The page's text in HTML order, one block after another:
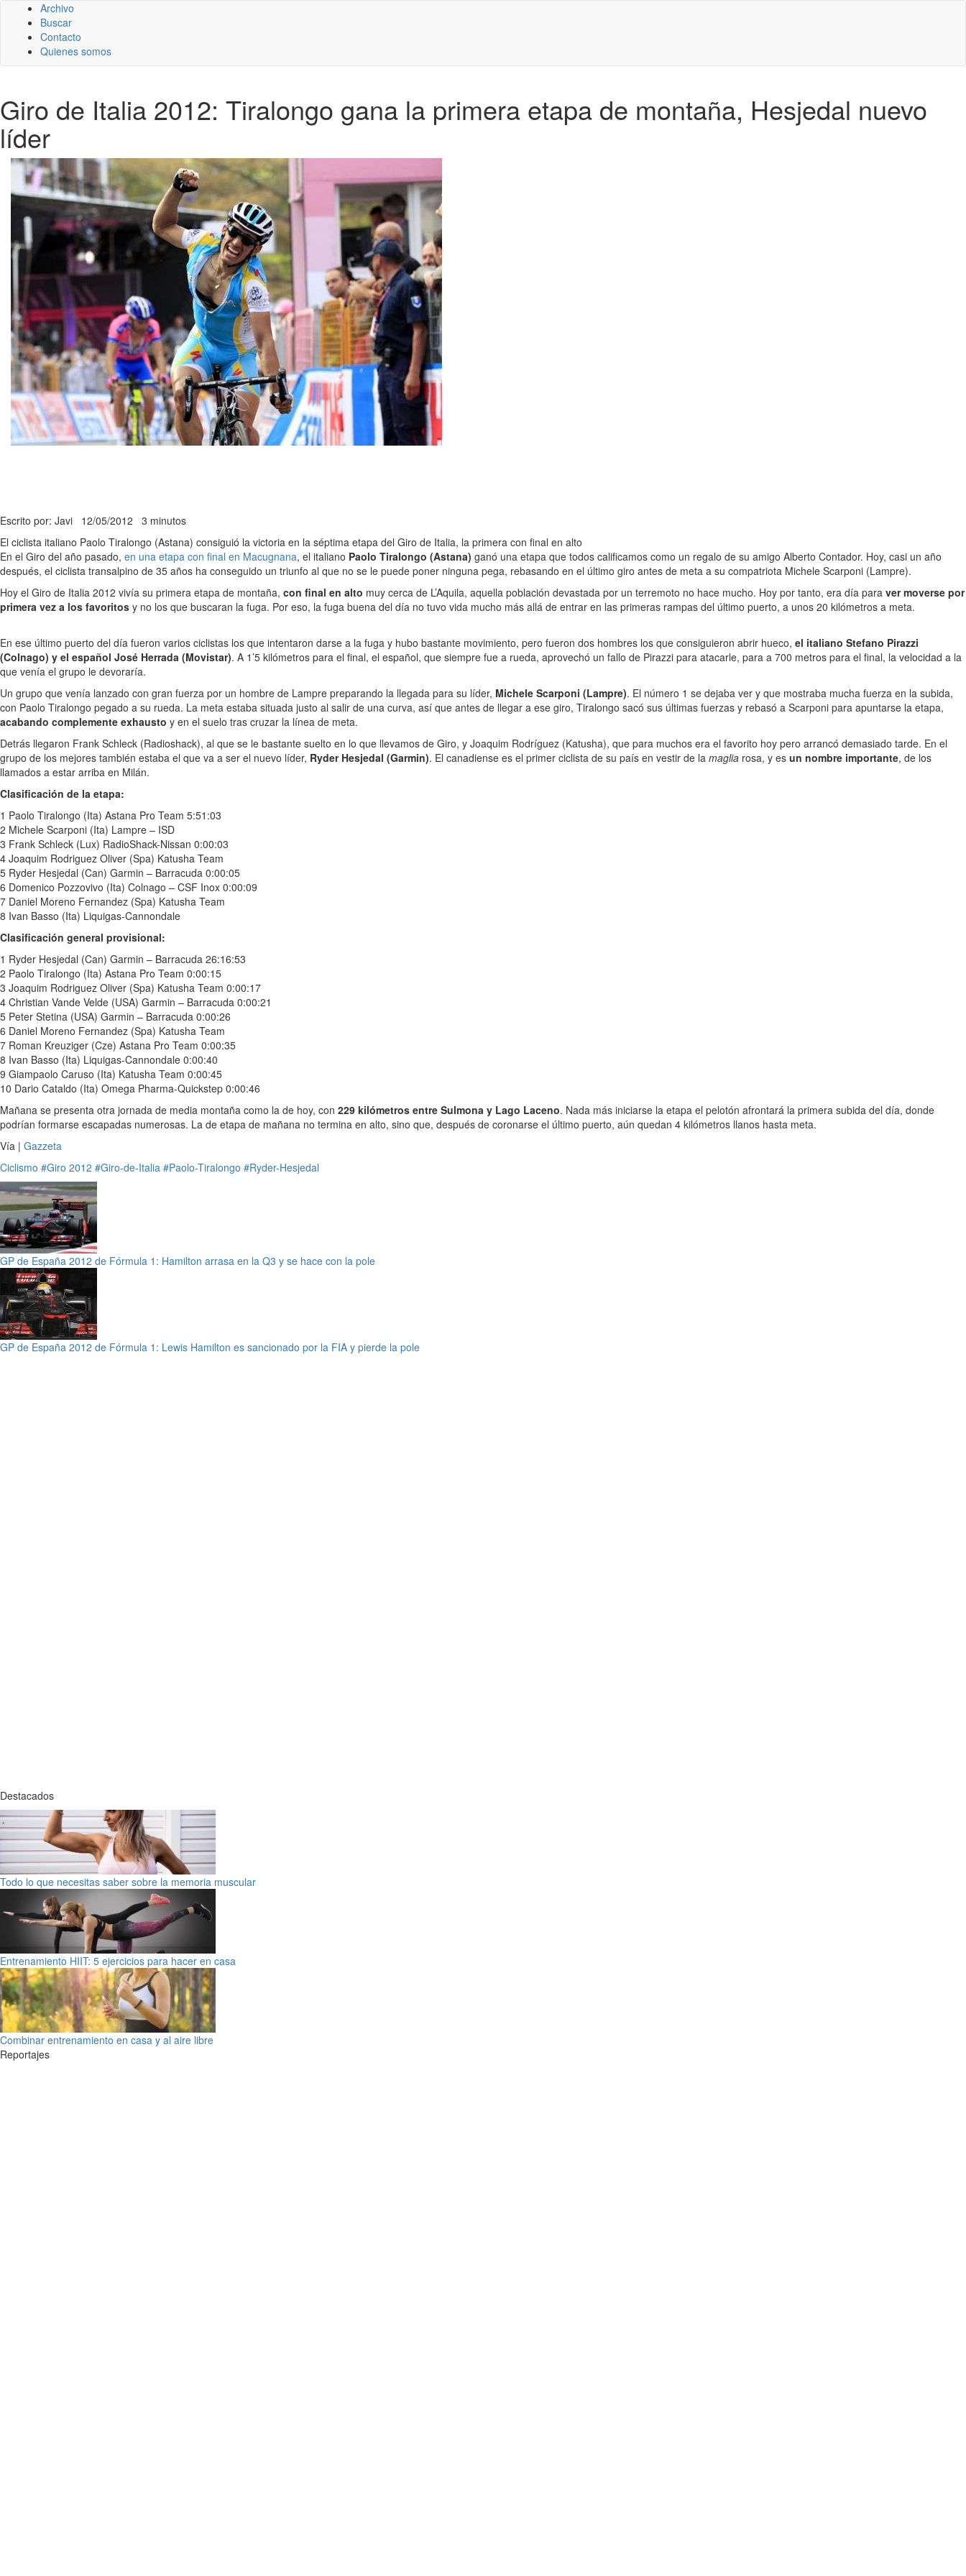
Archivo
Buscar
Contacto
Quienes somos
Giro de Italia 2012: Tiralongo gana la primera etapa de montaña, Hesjedal nuevo
líder
Escrito por: Javi 12/05/2012 3 minutos
El ciclista italiano Paolo Tiralongo (Astana) consiguió la victoria en la séptima etapa del Giro de Italia, la primera con final en alto
En el Giro del año pasado, en una etapa con final en Macugnana, el italiano Paolo Tiralongo (Astana) ganó una etapa que todos calificamos como un regalo de su amigo Alberto Contador. Hoy, casi un año
después, el ciclista transalpino de 35 años ha conseguido un triunfo al que no se le puede poner ninguna pega, rebasando en el último giro antes de meta a su compatriota Michele Scarponi (Lampre).
Hoy el Giro de Italia 2012 vivía su primera etapa de montaña, con final en alto muy cerca de L’Aquila, aquella población devastada por un terremoto no hace mucho. Hoy por tanto, era día para ver moverse por
primera vez a los favoritos y no los que buscaran la fuga. Por eso, la fuga buena del día no tuvo vida mucho más allá de entrar en las primeras rampas del último puerto, a unos 20 kilómetros a meta.
En ese último puerto del día fueron varios ciclistas los que intentaron darse a la fuga y hubo bastante movimiento, pero fueron dos hombres los que consiguieron abrir hueco, el italiano Stefano Pirazzi
(Colnago) y el español José Herrada (Movistar). A 1’5 kilómetros para el final, el español, que siempre fue a rueda, aprovechó un fallo de Pirazzi para atacarle, para a 700 metros para el final, la velocidad a la
que venía el grupo le devoraría.
Un grupo que venía lanzado con gran fuerza por un hombre de Lampre preparando la llegada para su líder, Michele Scarponi (Lampre). El número 1 se dejaba ver y que mostraba mucha fuerza en la subida,
con Paolo Tiralongo pegado a su rueda. La meta estaba situada justo al salir de una curva, así que antes de llegar a ese giro, Tiralongo sacó sus últimas fuerzas y rebasó a Scarponi para apuntarse la etapa,
acabando complemente exhausto y en el suelo tras cruzar la línea de meta.
Detrás llegaron Frank Schleck (Radioshack), al que se le bastante suelto en lo que llevamos de Giro, y Joaquim Rodríguez (Katusha), que para muchos era el favorito hoy pero arrancó demasiado tarde. En el
grupo de los mejores también estaba el que va a ser el nuevo líder, Ryder Hesjedal (Garmin). El canadiense es el primer ciclista de su país en vestir de la maglia rosa, y es un nombre importante, de los
llamados a estar arriba en Milán.
Clasificación de la etapa:
1 Paolo Tiralongo (Ita) Astana Pro Team 5:51:03
2 Michele Scarponi (Ita) Lampre – ISD
3 Frank Schleck (Lux) RadioShack-Nissan 0:00:03
4 Joaquim Rodriguez Oliver (Spa) Katusha Team
5 Ryder Hesjedal (Can) Garmin – Barracuda 0:00:05
6 Domenico Pozzovivo (Ita) Colnago – CSF Inox 0:00:09
7 Daniel Moreno Fernandez (Spa) Katusha Team
8 Ivan Basso (Ita) Liquigas-Cannondale
Clasificación general provisional:
1 Ryder Hesjedal (Can) Garmin – Barracuda 26:16:53
2 Paolo Tiralongo (Ita) Astana Pro Team 0:00:15
3 Joaquim Rodriguez Oliver (Spa) Katusha Team 0:00:17
4 Christian Vande Velde (USA) Garmin – Barracuda 0:00:21
5 Peter Stetina (USA) Garmin – Barracuda 0:00:26
6 Daniel Moreno Fernandez (Spa) Katusha Team
7 Roman Kreuziger (Cze) Astana Pro Team 0:00:35
8 Ivan Basso (Ita) Liquigas-Cannondale 0:00:40
9 Giampaolo Caruso (Ita) Katusha Team 0:00:45
10 Dario Cataldo (Ita) Omega Pharma-Quickstep 0:00:46
Mañana se presenta otra jornada de media montaña como la de hoy, con 229 kilómetros entre Sulmona y Lago Laceno. Nada más iniciarse la etapa el pelotón afrontará la primera subida del día, donde
podrían formarse escapadas numerosas. La de etapa de mañana no termina en alto, sino que, después de coronarse el último puerto, aún quedan 4 kilómetros llanos hasta meta.
Vía | Gazzeta
Ciclismo #Giro 2012 #Giro-de-Italia #Paolo-Tiralongo #Ryder-Hesjedal
GP de España 2012 de Fórmula 1: Hamilton arrasa en la Q3 y se hace con la pole
GP de España 2012 de Fórmula 1: Lewis Hamilton es sancionado por la FIA y pierde la pole
Destacados
Todo lo que necesitas saber sobre la memoria muscular
Entrenamiento HIIT: 5 ejercicios para hacer en casa
Combinar entrenamiento en casa y al aire libre
Reportajes